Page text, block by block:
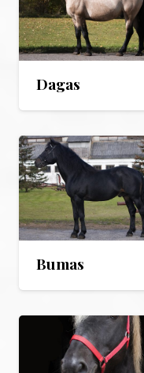
Dagas
Bumas